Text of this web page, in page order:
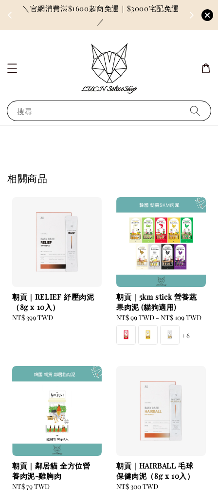
＼官網消費滿$1600超商免運｜$3000宅配免運
／
因訂單
搜尋
相關商品
朝貢｜RELIEF 紓壓肉泥
（8g x 10入）
Regular
NT$ 399 TWD
朝貢｜5km stick 營養蔬
果肉泥 (貓狗適用)
Regular
price
NT$ 99 TWD - NT$ 109 TWD
+6
朝貢｜鄰居貓 全方位營
養肉泥-雞胸肉
Regular
NT$ 79 TWD
朝貢｜HAIRBALL 毛球
保健肉泥（8g x 10入）
Regular
NT$ 300 TWD